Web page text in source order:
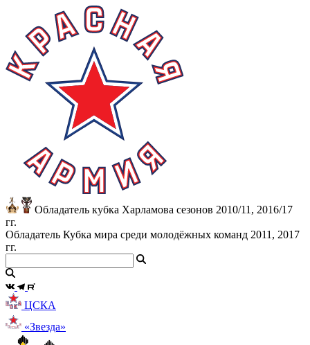
Обладатель кубка Харламова сезонов 2010/11, 2016/17
гг.
Обладатель Кубка мира среди молодёжных команд 2011, 2017
гг.
ЦСКА
«Звезда»